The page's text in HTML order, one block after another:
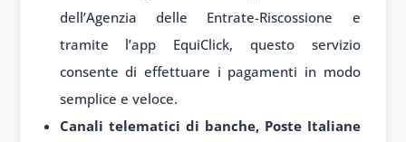
dell’Agenzia delle Entrate-Riscossione e
tramite l’app EquiClick, questo servizio
consente di effettuare i pagamenti in modo
semplice e veloce.
Canali telematici di banche, Poste Italiane